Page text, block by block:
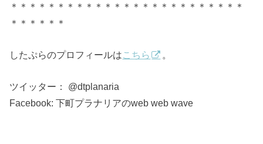
＊＊＊＊＊＊＊＊＊＊＊＊＊＊＊＊＊＊＊＊＊＊＊＊＊
＊＊＊＊＊＊
したぷらのプロフィールはこちら 。
ツイッター： @dtplanaria
Facebook: 下町プラナリアのweb web wave